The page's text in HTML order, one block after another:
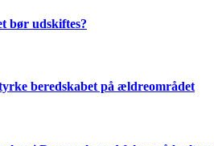
bør udskiftes?
beredskabet på ældreområdet